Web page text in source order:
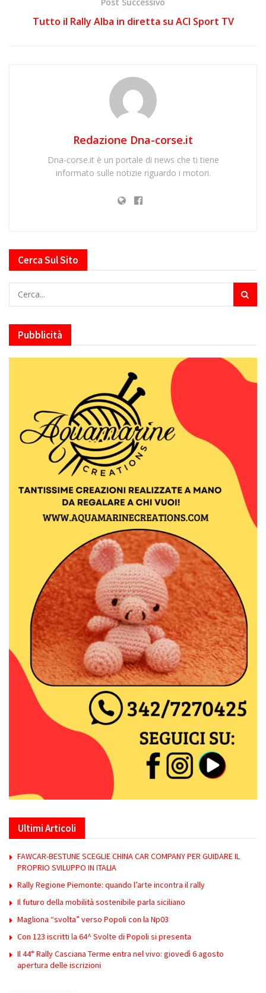
Tutto il Rally Alba in diretta su ACI Sport TV
Redazione Dna-corse.it
Dna-corse.it è un portale di news che ti tiene
informato sulle notizie riguardo i motori.
Cerca Sul Sito
Pubblicità
Ultimi Articoli
FAWCAR-BESTUNE SCEGLIE CHINA CAR COMPANY PER GUIDARE IL
PROPRIO SVILUPPO IN ITALIA
Rally Regione Piemonte: quando l’arte incontra il rally
Il futuro della mobilità sostenibile parla siciliano
Magliona “svolta” verso Popoli con la Np03
Con 123 iscritti la 64^ Svolte di Popoli si presenta
Il 44° Rally Casciana Terme entra nel vivo: giovedì 6 agosto
apertura delle iscrizioni